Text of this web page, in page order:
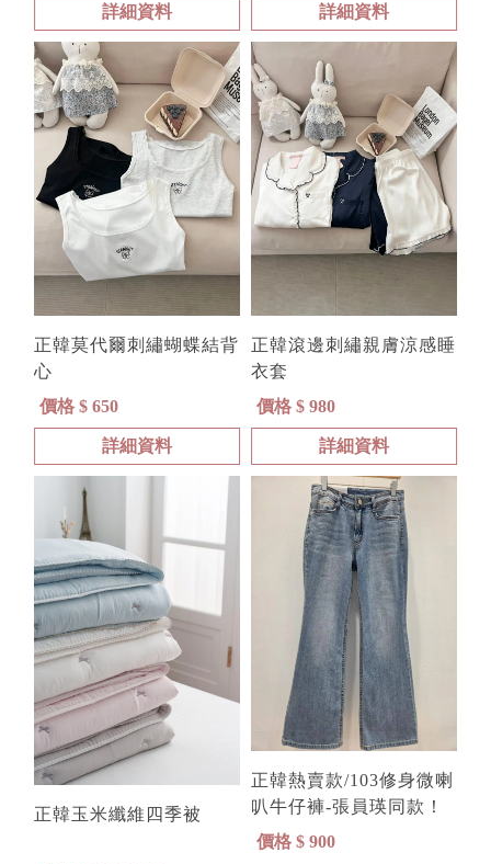
詳細資料 詳細資料
正韓莫代爾刺繡蝴蝶結背
心
價格 $ 650
詳細資料
正韓滾邊刺繡親膚涼感睡
衣套
價格 $ 980
詳細資料
正韓玉米纖維四季被
正韓熱賣款/103修身微喇
叭牛仔褲-張員瑛同款！
價格 $ 900